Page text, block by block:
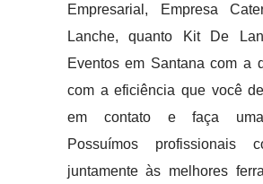
Empresarial, Empresa
Lanche, quanto Kit De
Eventos em Santana com a
com a eficiência que você
em contato e faça uma
Possuímos profissionais
juntamente às melhores